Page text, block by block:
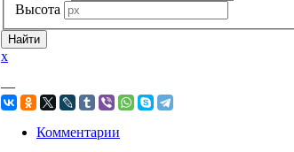
Высота
x
—
Комментарии